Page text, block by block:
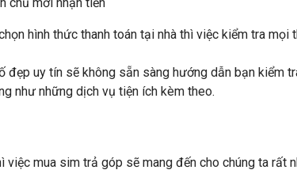
hình thức thanh toán tại nhà thì việc kiểm tra mọi
đẹp uy tín sẽ không sẵn sàng hướng dẫn bạn kiểm
như những dịch vụ tiện ích kèm theo.
mua sim trả góp sẽ mang đến cho chúng ta rất